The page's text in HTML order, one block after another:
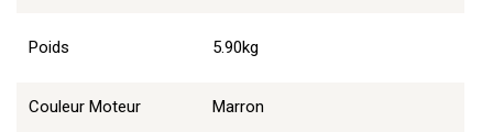
Poids 5.90kg
Couleur Moteur Marron